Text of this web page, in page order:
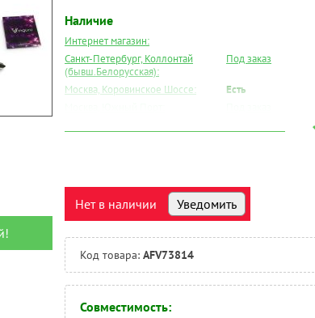
Наличие
Интернет магазин:
Санкт-Петербург, Коллонтай
(бывш.Белорусская):
Под заказ
Москва, Коровинское Шоссе:
Есть
Под заказ
Есть
Нет в наличии Уведомить
Код товара: AFV73814
Совместимость: